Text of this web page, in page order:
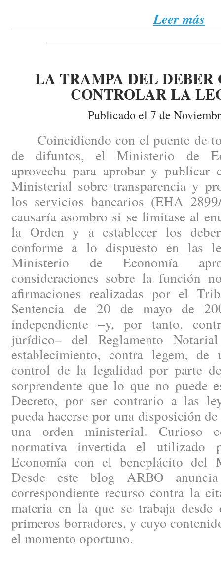
Leer más
LA TRAMPA DEL DEBER
CONTROLAR LA
Publicado el 7 de
Coincidiendo con el puente de
de difuntos, el Ministerio de
aprovecha para aprobar y
Ministerial sobre transparencia y
los servicios bancarios (EHA
causaría asombro si se limitase al
la Orden y a establecer los
conforme a lo dispuesto en las
Ministerio de Economía
consideraciones sobre la función
afirmaciones realizadas por el
Sentencia de 20 de mayo de
independiente –y, por tanto,
jurídico– del Reglamento
establecimiento, contra legem,
control de la legalidad por parte
sorprendente que lo que no puede
Decreto, por ser contrario a las
pueda hacerse por una disposición
una orden ministerial. Curioso
normativa invertida el
Economía con el beneplácito del
Desde este blog ARBO
correspondiente recurso contra la
materia en la que se trabaja
primeros borradores, y cuyo
el momento oportuno.